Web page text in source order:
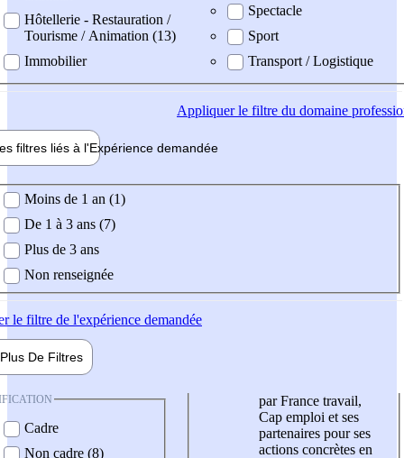
Hôtellerie - Restauration /
Tourisme / Animation (13)
Immobilier
Spectacle
Sport
Transport / Logistique
Appliquerle filtre du domaine
filtres liés à l'Expérience demandée
demandée
Moins de 1 an (1)
De 1 à 3 ans (7)
Plus de 3 ans
Non renseignée
le filtre de l'expérience demandée
Plus De Filtres
Cadre
Non cadre (8)
par France travail,
Cap emploi et ses
partenaires pour ses
actions concrètes en